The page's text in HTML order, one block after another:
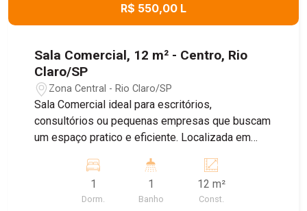
R$ 550,00 L
Sala Comercial, 12 m² - Centro, Rio
Claro/SP
Zona Central - Rio Claro/SP
Sala Comercial ideal para escritórios,
consultórios ou pequenas empresas que buscam
um espaço pratico e eficiente. Localizada em
3 salas, cozinha e 1 banheiro . Água e energia já
estão inclusos no valor do condomínio
proporcionando maior praticidade e economia
1
Dorm.
1
Banho
12 m²
Const.